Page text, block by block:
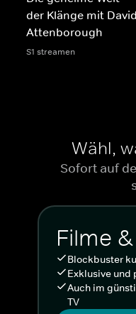
der Klänge mit David
Attenborough
S1 streamen
Wähl,
Sofort auf
Filme
Blockbuster
Exklusive und
Auch im
TV